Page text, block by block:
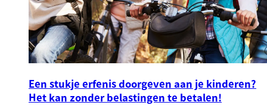
Een stukje erfenis doorgeven aan je kinderen?
Het kan zonder belastingen te betalen!